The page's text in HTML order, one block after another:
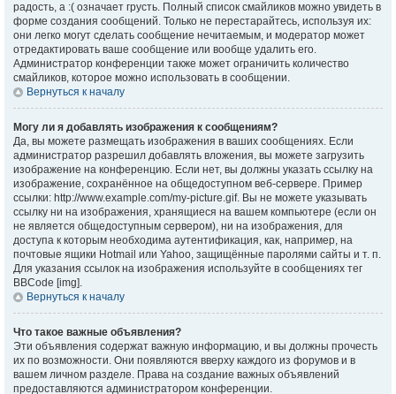
радость, а :( означает грусть. Полный список смайликов можно увидеть в
форме создания сообщений. Только не перестарайтесь, используя их:
они легко могут сделать сообщение нечитаемым, и модератор может
отредактировать ваше сообщение или вообще удалить его.
Администратор конференции также может ограничить количество
смайликов, которое можно использовать в сообщении.
Вернуться к началу
Могу ли я добавлять изображения к сообщениям?
Да, вы можете размещать изображения в ваших сообщениях. Если
администратор разрешил добавлять вложения, вы можете загрузить
изображение на конференцию. Если нет, вы должны указать ссылку на
изображение, сохранённое на общедоступном веб-сервере. Пример
ссылки: http://www.example.com/my-picture.gif. Вы не можете указывать
ссылку ни на изображения, хранящиеся на вашем компьютере (если он
не является общедоступным сервером), ни на изображения, для
доступа к которым необходима аутентификация, как, например, на
почтовые ящики Hotmail или Yahoo, защищённые паролями сайты и т. п.
Для указания ссылок на изображения используйте в сообщениях тег
BBCode [img].
Вернуться к началу
Что такое важные объявления?
Эти объявления содержат важную информацию, и вы должны прочесть
их по возможности. Они появляются вверху каждого из форумов и в
вашем личном разделе. Права на создание важных объявлений
предоставляются администратором конференции.